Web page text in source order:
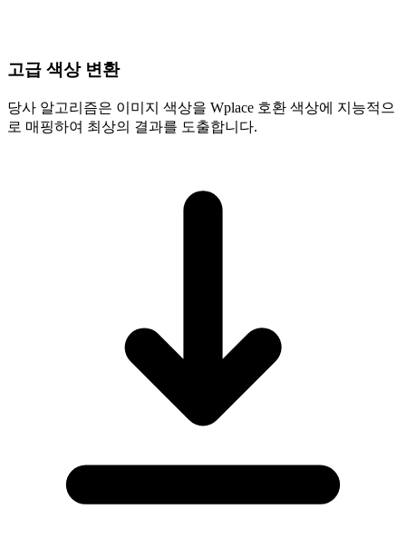
고급 색상 변환
당사 알고리즘은 이미지 색상을 Wplace 호환 색상에 지능적으
로 매핑하여 최상의 결과를 도출합니다.